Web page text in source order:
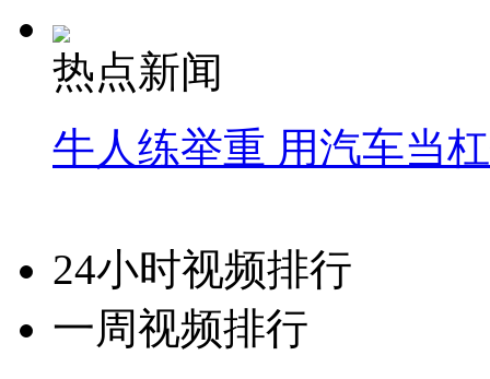
热点新闻
牛人练举重 用汽车当
24小时视频排行
一周视频排行